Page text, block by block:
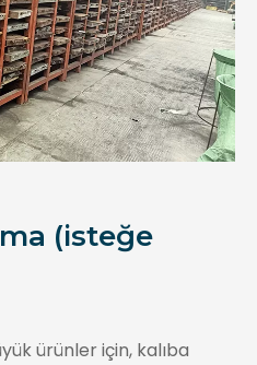
(isteğe
ürünler için, kalıba